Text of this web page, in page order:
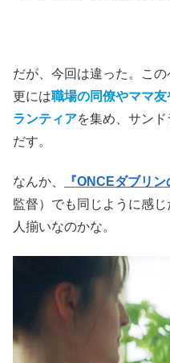
だが、今回は違った。この
更には職場の同僚やママ
ランティアを集め、サン
だす。
なんか、 『ONCEダブリン
監督）でも同じように感
人揃いなのかな。